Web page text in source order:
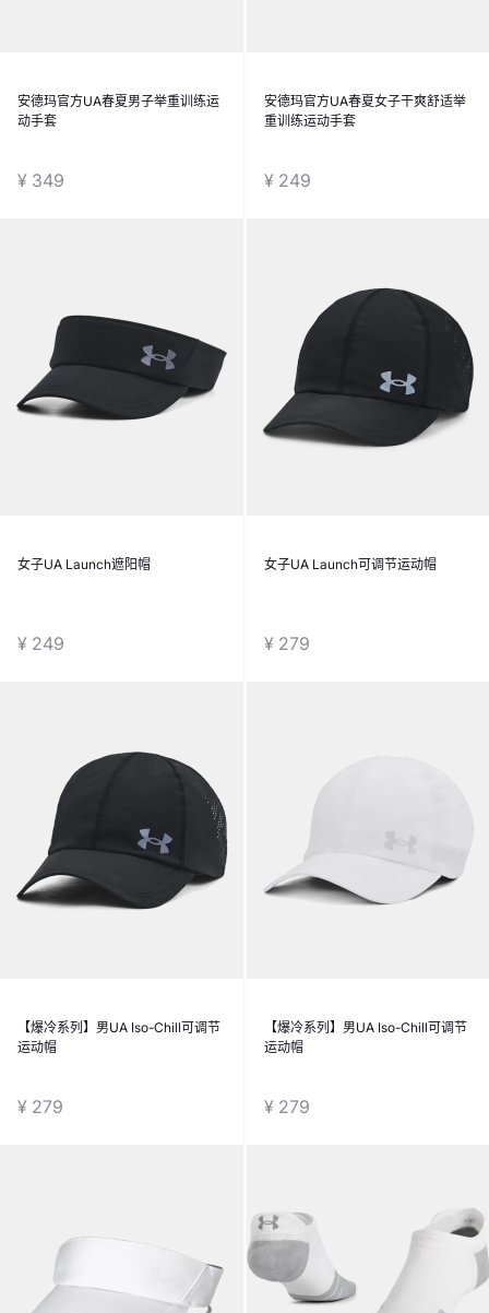
安德玛官方UA春夏男子举重训练运
动手套
¥ 349
安德玛官方UA春夏女子干爽舒适举
重训练运动手套
¥ 249
女子UA Launch遮阳帽
¥ 249
女子UA Launch可调节运动帽
¥ 279
【爆冷系列】男UA Iso-Chill可调节
运动帽
¥ 279
【爆冷系列】男UA Iso-Chill可调节
运动帽
¥ 279